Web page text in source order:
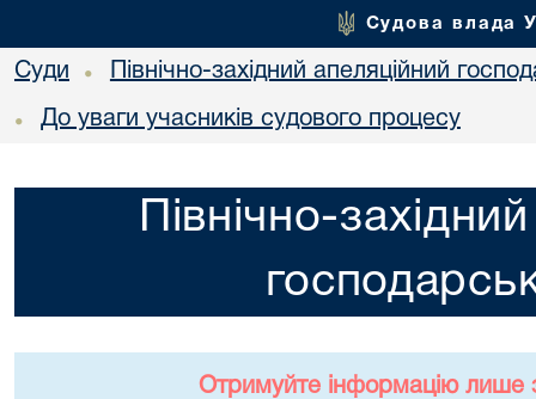
Судова влада
Суди • Північно-західний апеляційний
• До уваги учасників судового процесу
Північно-
Отримуйте інформацію лише